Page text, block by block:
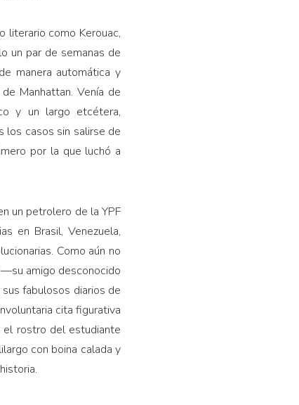
literario como Kerouac,
un par de semanas de
manera automática y
Manhattan. Venía de
y un largo etcétera,
los casos sin salirse de
por la que luchó a
un petrolero de la YPF
en Brasil, Venezuela,
Como aún no
—su amigo desconocido
fabulosos diarios de
cita figurativa
el rostro del estudiante
con boina calada y